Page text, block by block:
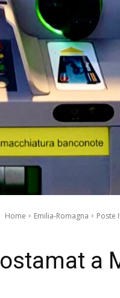
Home Emilia-Romagna Poste
a